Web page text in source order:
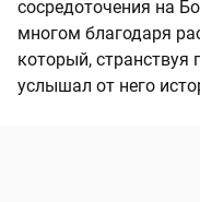
сосредоточения на
многом благодаря
который, странствуя
услышал от него